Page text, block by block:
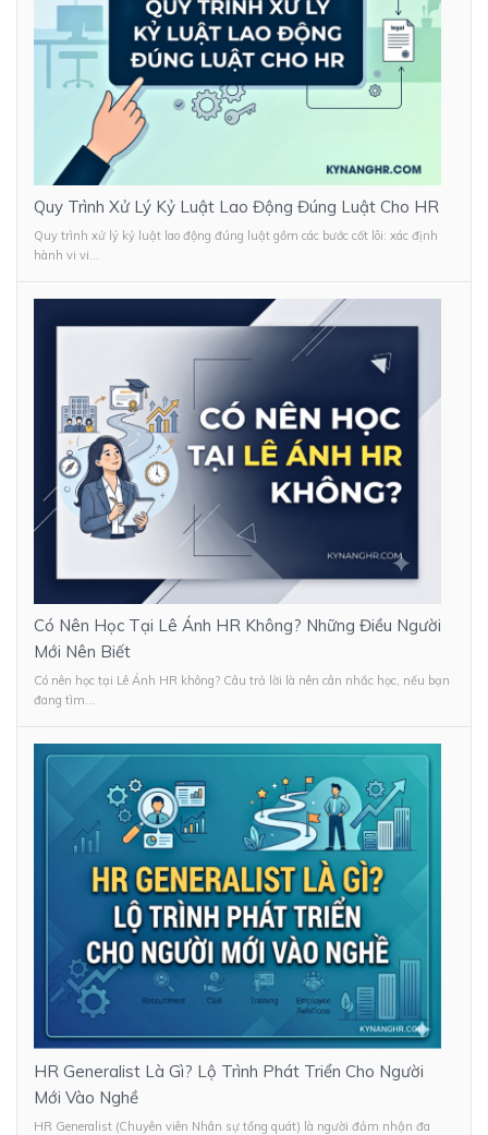
Quy Trình Xử Lý Kỷ Luật Lao Động Đúng Luật Cho HR
Quy trình xử lý kỷ luật lao động đúng luật gồm các bước cốt lõi: xác định
hành vi vi...
Có Nên Học Tại Lê Ánh HR Không? Những Điều Người
Mới Nên Biết
Có nên học tại Lê Ánh HR không? Câu trả lời là nên cân nhắc học, nếu bạn
đang tìm...
HR Generalist Là Gì? Lộ Trình Phát Triển Cho Người
Mới Vào Nghề
HR Generalist (Chuyên viên Nhân sự tổng quát) là người đảm nhận đa